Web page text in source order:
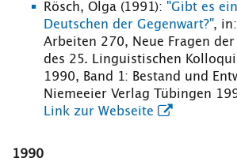
Rösch, Olga (1991): "Gibt es
Deutschen der Gegenwart?",
Arbeiten 270, Neue Fragen
des 25. Linguistischen
1990, Band 1: Bestand und
Niemeeier Verlag Tübingen
Link zur Webseite
1990